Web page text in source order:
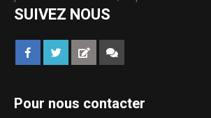
SUIVEZ NOUS
Pour nous contacter